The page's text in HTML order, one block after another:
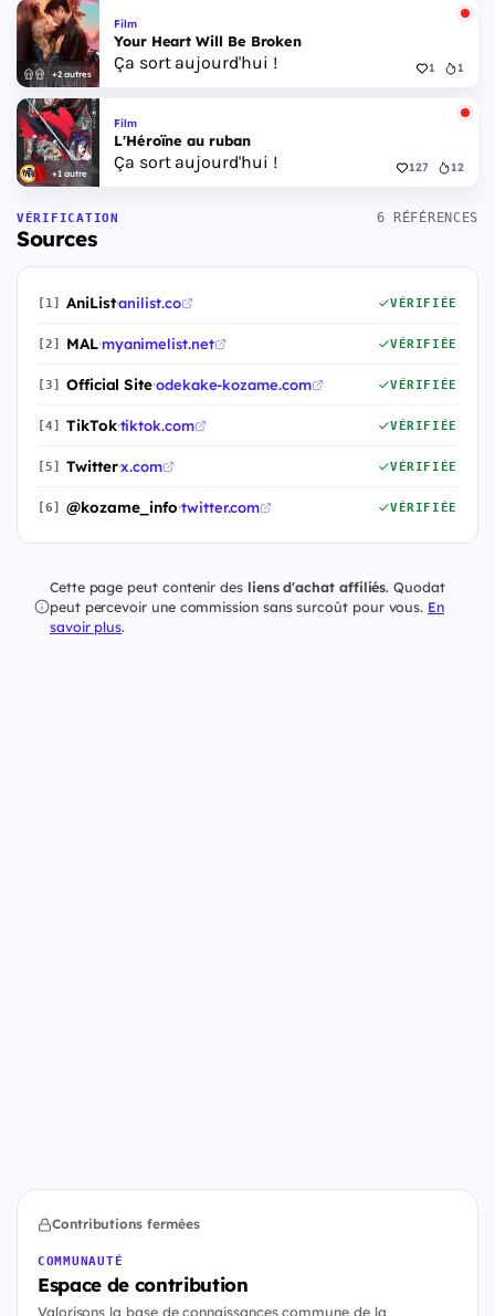
+2 autres
Film
Your Heart Will Be Broken
Ça sort aujourd'hui ! 1 1
+1 autre
Film
L'Héroïne au ruban
Ça sort aujourd'hui ! 127 12
VÉRIFICATION
Sources
6 RÉFÉRENCES
[1] AniList·anilist.co VÉRIFIÉE
[2] MAL·myanimelist.net VÉRIFIÉE
[3] Official Site·odekake-kozame.com VÉRIFIÉE
[4] TikTok·tiktok.com VÉRIFIÉE
[5] Twitter·x.com VÉRIFIÉE
[6] @kozame_info·twitter.com VÉRIFIÉE
Cette page peut contenir des liens d'achat affiliés. Quodat
peut percevoir une commission sans surcoût pour vous. En
savoir plus.
Contributions fermées
COMMUNAUTÉ
Espace de contribution
Valorisons la base de connaissances commune de la